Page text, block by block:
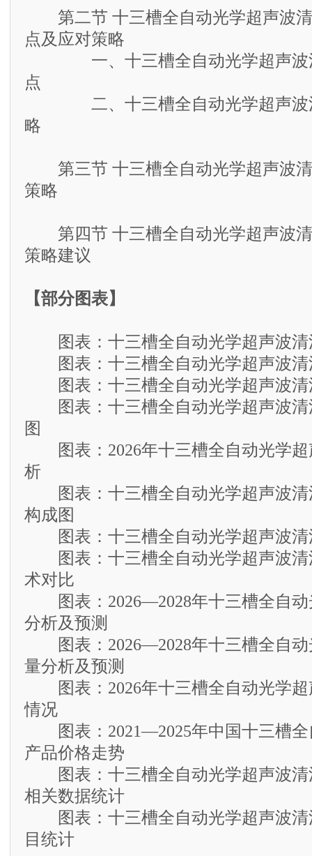
第二节 十三槽全自动光学超声波清
点及应对策略
一、十三槽全自动光学超声波清
点
二、十三槽全自动光学超声波清
略
第三节 十三槽全自动光学超声波清
策略
第四节 十三槽全自动光学超声波清
策略建议
【部分图表】
图表：十三槽全自动光学超声波清
图表：十三槽全自动光学超声波清
图表：十三槽全自动光学超声波清
图表：十三槽全自动光学超声波清
图
图表：2026年十三槽全自动光学超
析
图表：十三槽全自动光学超声波清
构成图
图表：十三槽全自动光学超声波清
图表：十三槽全自动光学超声波清
术对比
图表：2026—2028年十三槽全自动
分析及预测
图表：2026—2028年十三槽全自动
量分析及预测
图表：2026年十三槽全自动光学超
情况
图表：2021—2025年中国十三槽全
产品价格走势
图表：十三槽全自动光学超声波清
相关数据统计
图表：十三槽全自动光学超声波清
目统计